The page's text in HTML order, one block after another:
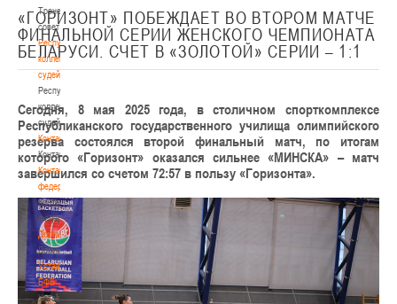
Тренерский
совет
Республиканская
коллегия
судей
Республиканская
коллегия
судей
Контакты
Контакты
Контакты
федерации
Контакты
федерации
Документы
Документы
Устав
БФБ
Устав
«ГОРИЗОНТ» ПОБЕЖДАЕТ ВО ВТОРОМ МАТЧЕ
ФИНАЛЬНОЙ СЕРИИ ЖЕНСКОГО ЧЕМПИОНАТА
БЕЛАРУСИ. СЧЕТ В «ЗОЛОТОЙ» СЕРИИ – 1:1
Сегодня, 8 мая 2025 года, в столичном спорткомплексе
Республиканского государственного училища олимпийского
резерва состоялся второй финальный матч, по итогам
которого «Горизонт» оказался сильнее «МИНСКА» – матч
завершился со счетом 72:57 в пользу «Горизонта».